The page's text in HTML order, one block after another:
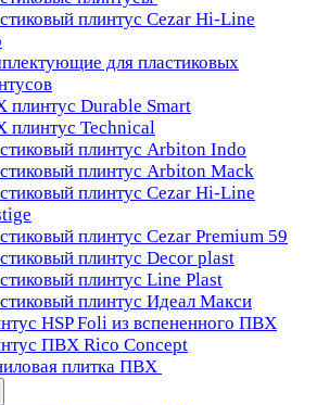
плинтус Cezar Hi-Line
для пластиковых
плинтус Durable Smart
плинтус Technical
плинтус Arbiton Indo
плинтус Arbiton Mack
плинтус Cezar Hi-Line
плинтус Cezar Premium 59
плинтус Decor plast
плинтус Line Plast
плинтус Идеал Макси
HSP Foli из вспененного ПВХ
ПВХ Rico Concept
плитка ПВХ